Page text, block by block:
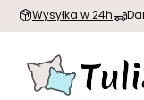
Wysyłka w 24h